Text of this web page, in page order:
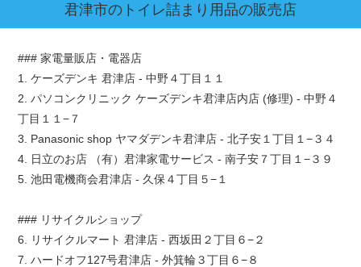
君津市のトイレ詰まり用品の販売店
### 家電量販店・電器店
1. ケーズデンキ 君津店 - 中野４丁目１１
2. パソコンクリニック ケーズデンキ君津店内店 (修理) - 中野４
丁目１１−７
3. Panasonic shop ヤマダデンキ君津店 - 北子安１丁目１−３４
4. 日立のお店 （有）君津家電サービス - 南子安７丁目１−３９
5. 池田電機商会君津店 - 久保４丁目５−１
### リサイクルショップ
6. リサイクルマート 君津店 - 西坂田２丁目６−２
7. ハードオフ127号君津店 - 外箕輪３丁目６−８